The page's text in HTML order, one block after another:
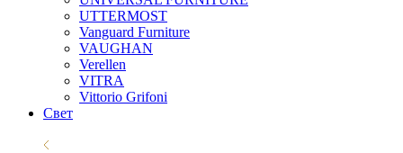
UTTERMOST
Vanguard Furniture
VAUGHAN
Verellen
VITRA
Vittorio Grifoni
Свет